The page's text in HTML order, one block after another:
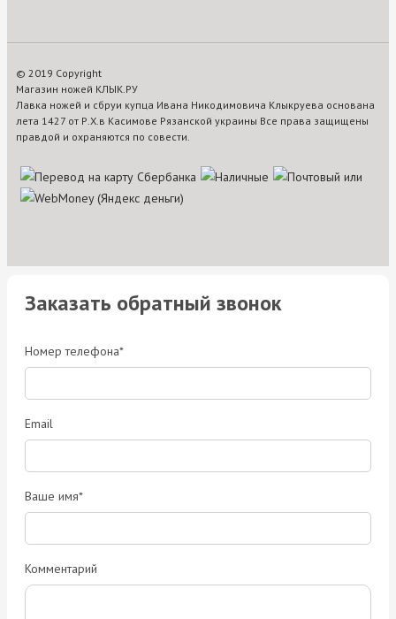
© 2019 Copyright
Магазин ножей КЛЫК.РУ
Лавка ножей и сбруи купца Ивана Никодимовича Клыкруева основана
лета 1427 от Р.Х.в Касимове Рязанской украины Все права защищены
правдой и охраняются по совести.
Заказать обратный звонок
Номер телефона*
Email
Ваше имя*
Комментарий